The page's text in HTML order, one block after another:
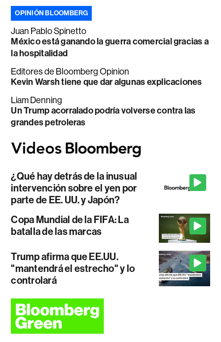
OPINIÓN BLOOMBERG
Juan Pablo Spinetto
México está ganando la guerra comercial gracias a
la hospitalidad
Editores de Bloomberg Opinion
Kevin Warsh tiene que dar algunas explicaciones
Liam Denning
Un Trump acorralado podría volverse contra las
grandes petroleras
¿Qué hay detrás de la inusual
intervención sobre el yen por
parte de EE. UU. y Japón?
Copa Mundial de la FIFA: La
batalla de las marcas
Trump afirma que EE.UU.
"mantendrá el estrecho" y lo
controlará